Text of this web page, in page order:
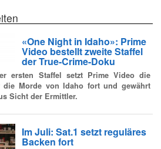
«One Night in Idaho»: Prime
Video bestellt zweite Staffel
der True-Crime-Doku
ersten Staffel setzt Prime Video die
die Morde von Idaho fort und gewährt
Sicht der Ermittler.
Im Juli: Sat.1 setzt reguläres
Backen fort